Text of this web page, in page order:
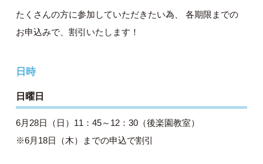
たくさんの方に参加していただきたい為、 各期限までの
お申込みで、割引いたします！
日時
日曜日
6月28日（日）11：45～12：30（後楽園教室）
※6月18日（木）までの申込で割引